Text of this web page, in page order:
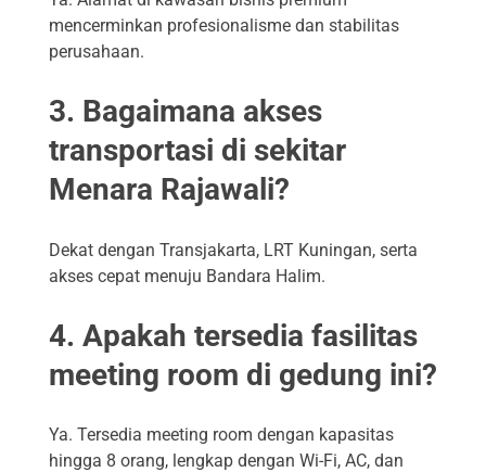
mencerminkan profesionalisme dan stabilitas
perusahaan.
3. Bagaimana akses
transportasi di sekitar
Menara Rajawali?
Dekat dengan Transjakarta, LRT Kuningan, serta
akses cepat menuju Bandara Halim.
4. Apakah tersedia fasilitas
meeting room di gedung ini?
Ya. Tersedia meeting room dengan kapasitas
hingga 8 orang, lengkap dengan Wi-Fi, AC, dan